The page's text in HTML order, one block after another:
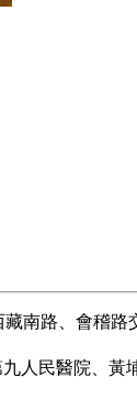
藏南路、會稽路
民醫院、黃